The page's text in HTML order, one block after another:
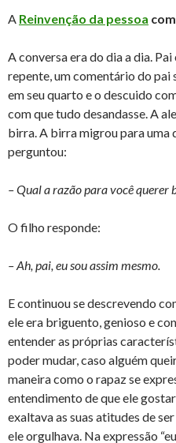
A Reinvenção da pessoa
A conversa era do dia a dia.
repente, um comentário do
em seu quarto e o descuido
com que tudo desandasse. A
birra. A birra migrou para uma
perguntou:
– Qual a razão para você querer
O filho responde:
– Ah, pai, eu sou assim mesmo.
E continuou se descrevendo
ele era briguento, genioso e
entender as próprias
poder mudar, caso alguém
maneira como o rapaz se
entendimento de que ele
exaltava as suas atitudes de
ele orgulhava. Na expressão